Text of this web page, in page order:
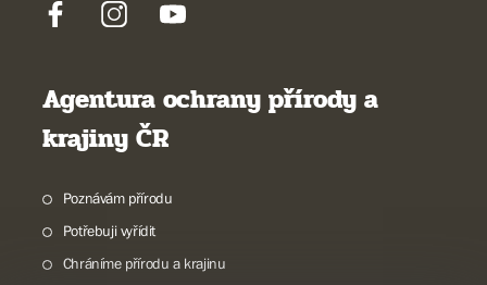
Agentura ochrany přírody a
krajiny ČR
Poznávám přírodu
Potřebuji vyřídit
Chráníme přírodu a krajinu